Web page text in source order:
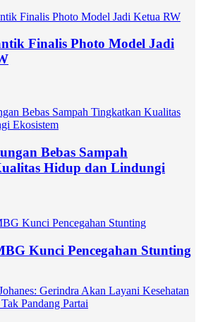
Finalis Photo Model Jadi
Bebas Sampah
Hidup dan Lindungi
Kunci Pencegahan Stunting